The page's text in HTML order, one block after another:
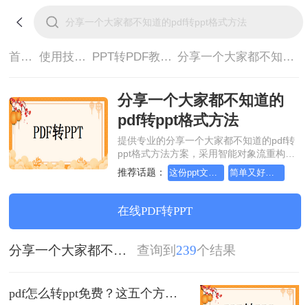
首页> 使用技巧> PPT转PDF教程> 分享一个大家都不知道的pdf转ppt格式方法
分享一个大家都不知道的
pdf转ppt格式方法
提供专业的分享一个大家都不知道的pdf转
ppt格式方法方案，采用智能对象流重构技
术，确保文档1:1高保真还原且排版不乱
码。支持一键批量处理，全链路 SSL 加密
保障隐私安全。助您快速实现分享一个大
家都不知道的pdf转ppt格式方法，无需安
装，高效办公。
推荐话题：
在线PDF转PPT
分享一个大家都不知道的pdf转ppt格式方法 查询到 239个结果
pdf怎么转ppt免费？这五个方法请收好！方便又好用！